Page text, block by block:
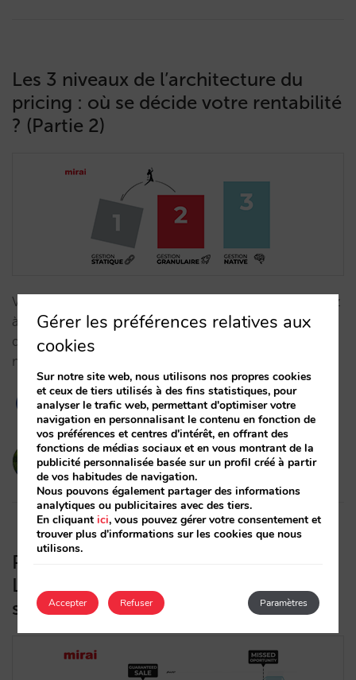
Les 3 niveaux de l’architecture du
pricing : où se décide votre rentabilité
? (Partie 2)
Votre technologie limite-t-elle votre GOP ? Apprenez
à utiliser l'arbitrage de marges et les suppléments
dynamiques pour surmonter la rigidité des OTA et
maximiser votre rentabilité nette.…
victorcabrera
19/02/2026
Prix par jour ou par occupation ?
L’impact de la connectivité sur votre
stratégie de revenus (Partie 1)
Gérer les préférences relatives aux
cookies
Sur notre site web, nous utilisons nos propres cookies
et ceux de tiers utilisés à des fins statistiques, pour
analyser le trafic web, permettant d'optimiser votre
navigation en personnalisant le contenu en fonction de
vos préférences et centres d'intérêt, en offrant des
fonctions de médias sociaux et en vous montrant de la
publicité personnalisée basée sur un profil créé à partir
de vos habitudes de navigation.
Nous pouvons également partager des informations
analytiques ou publicitaires avec des tiers.
En cliquantici, vous pouvez gérer votre consentement et
trouver plus d'informations sur les cookies que nous
utilisons.
Accepter Paramètres
Refuser